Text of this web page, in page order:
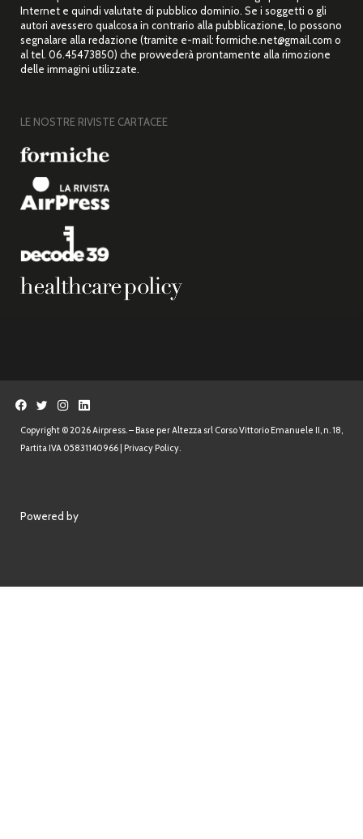
Internet e quindi valutate di pubblico dominio. Se i soggetti o gli
autori avessero qualcosa in contrario alla pubblicazione, lo possono
segnalare alla redazione (tramite e-mail: formiche.net@gmail.com o
al tel. 06.45473850) che provvederà prontamente alla rimozione
delle immagini utilizzate.
LE NOSTRE RIVISTE CARTACEE
Copyright © 2026 Airpress. – Base per Altezza srl Corso Vittorio Emanuele II, n. 18,
Partita IVA 05831140966 | Privacy Policy.
Powered by